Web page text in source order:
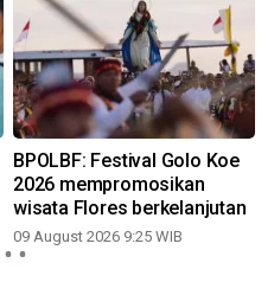
BPOLBF: Festival Golo Koe
2026 mempromosikan
wisata Flores berkelanjutan
09 August 2026 9:25 WIB